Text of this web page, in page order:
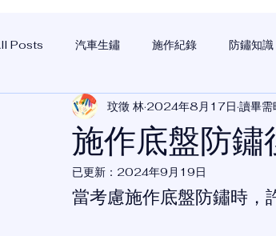
Posts 汽車生鏽 施作紀錄 防鏽知識
施作底盤防鏽
玟徵 林 2024年8月17日 讀畢
已更新： 2024年9月19日
當考慮施作底盤防鏽時，